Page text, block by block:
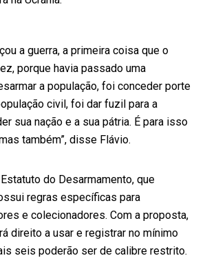
a guerra, a primeira coisa que o
porque havia passado uma
a população, foi conceder porte
civil, foi dar fuzil para a
sua nação e a sua pátria. É para isso
também”, disse Flávio.
do Desarmamento, que
regras específicas para
e colecionadores. Com a proposta,
direito a usar e registrar no mínimo
seis poderão ser de calibre restrito.